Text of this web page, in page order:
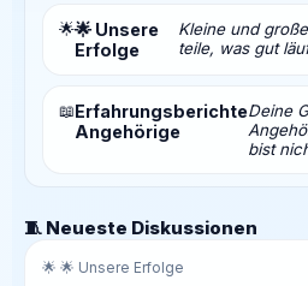
🌟🌟 Unsere
Erfolge
Kleine und
teile, was gut
📖Erfahrungsberichte
Angehörige
Deine
bist
🧵 Neueste Diskussionen
🌟 🌟 Unsere Erfolge